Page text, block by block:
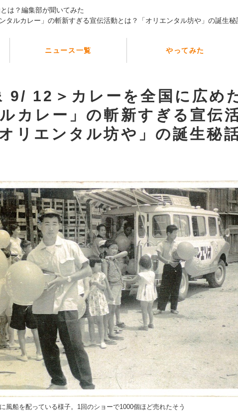
は？編集部が聞いてみた
タルカレー」の斬新すぎる宣伝活動とは？「オリエンタル坊や」の誕生秘
ニュース一覧 やってみた
9/ 12＞カレーを全国に広め
カレー」の斬新すぎる宣伝
リエンタル坊や」の誕生秘
風船を配っている様子。1回のショーで1000個ほど売れたそう